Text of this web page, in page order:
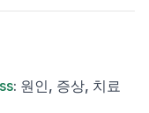
: 원인, 증상, 치료